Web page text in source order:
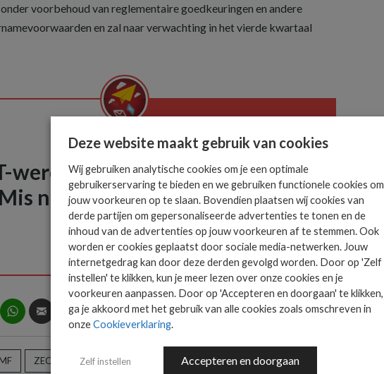
voorbehoud van reglementaire goedkeuringen en andere
en zal naar verwachting in het vierde kwartaal
wereld is
niets.
Het allerlaatste ICT
nieuws in jouw mailbox
AANMELDEN
ZECOPS
Deze website maakt gebruik van cookies
Wij gebruiken analytische cookies om je een optimale
gebruikerservaring te bieden en we gebruiken functionele cookies om
jouw voorkeuren op te slaan. Bovendien plaatsen wij cookies van
derde partijen om gepersonaliseerde advertenties te tonen en de
inhoud van de advertenties op jouw voorkeuren af te stemmen. Ook
worden er cookies geplaatst door sociale media-netwerken. Jouw
internetgedrag kan door deze derden gevolgd worden. Door op 'Zelf
instellen' te klikken, kun je meer lezen over onze cookies en je
voorkeuren aanpassen. Door op 'Accepteren en doorgaan' te klikken,
ga je akkoord met het gebruik van alle cookies zoals omschreven in
onzeCookieverklaring.
Zelf instellen Accepteren en doorgaan